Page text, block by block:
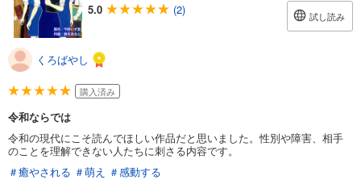
5.0
(2) 試し読み
くろばやし
購入済み
令和ならでは
令和の現代にこそ読んでほしい作品だと思いました。性別や障害、相手
のことを理解できない人たちに刺さる内容です。
＃癒やされる ＃萌え ＃感動する